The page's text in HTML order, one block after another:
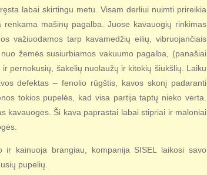
labai skirtingu metu. Visam derliui nuimti prireikia
mašinų pagalba. Juose kavauogių rinkimas
važiuodamos tarp kavamedžių eilių, vibruojančiais
žemės susiurbiamos vakuumo pagalba, (panašiai
pernokusių, šakelių nuolaužų ir kitokių šiukšlių. Laiku
defektas – fenolio rūgštis, kavos skonį padaranti
tokios pupelės, kad visa partija taptų nieko verta.
kavauoges. Ši kava paprastai labai stipriai ir maloniai
kainuoja brangiau, kompanija SISEL laikosi savo
pupelių.